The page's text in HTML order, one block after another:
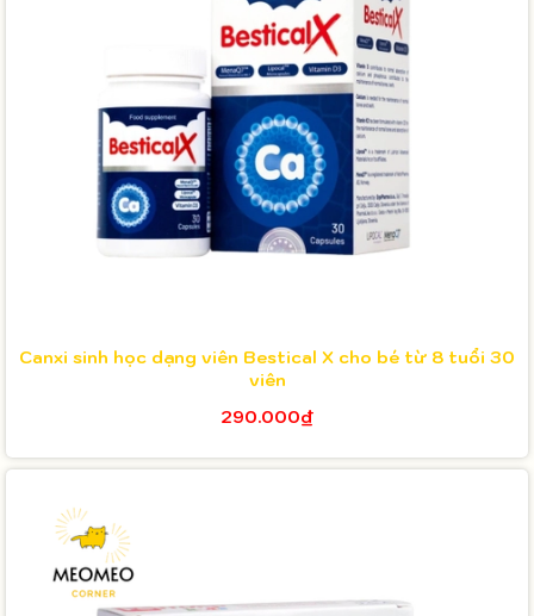
Canxi sinh học dạng viên Bestical X cho bé từ 8 tuổi 30
viên
290.000₫